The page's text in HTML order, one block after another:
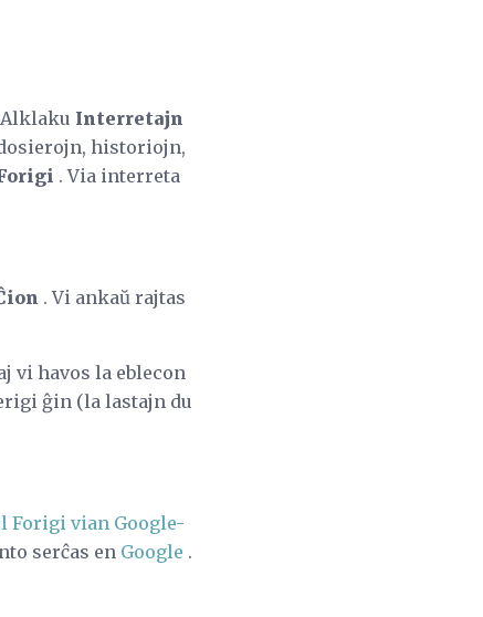
Interretajn
historiojn,
. Via interreta
. Vi ankaŭ rajtas
vi havos la eblecon
ĝin (la lastajn du
Forigi vian Google-
serĉas en Google .